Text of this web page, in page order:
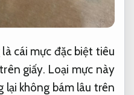
cái mực đặc biệt tiêu
giấy. Loại mực này
lại không bám lâu trên